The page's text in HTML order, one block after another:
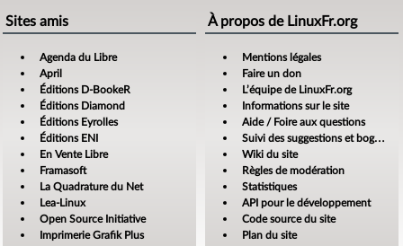
Sites amis
Agenda du Libre
April
Éditions D-BookeR
Éditions Diamond
Éditions Eyrolles
Éditions ENI
En Vente Libre
Framasoft
La Quadrature du Net
Lea-Linux
Open Source Initiative
Imprimerie Grafik Plus
À propos de LinuxFr.org
Mentions légales
Faire un don
L’équipe de LinuxFr.org
Informations sur le site
Aide / Foire aux questions
Suivi des suggestions et bogues
Wiki du site
Règles de modération
Statistiques
API pour le développement
Code source du site
Plan du site